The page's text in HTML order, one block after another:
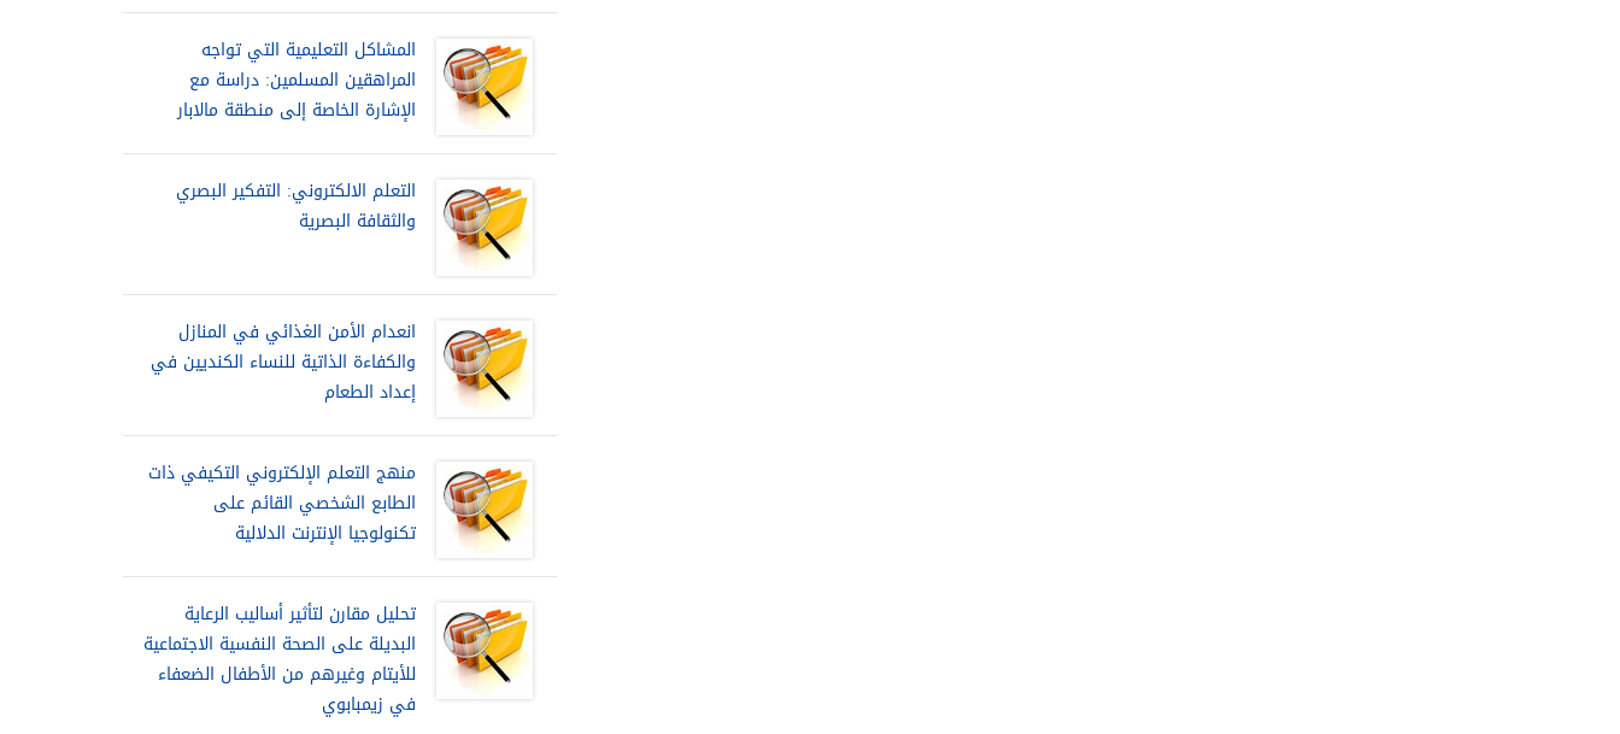
المشاكل التعليمية التي تواجه
المراهقين المسلمين: دراسة مع
الإشارة الخاصة إلى منطقة مالابار
التعلم الالكتروني: التفكير البصري
والثقافة البصرية
انعدام الأمن الغذائي في المنازل
والكفاءة الذاتية للنساء الكنديين في
إعداد الطعام
منهج التعلم الإلكتروني التكيفي ذات
الطابع الشخصي القائم على
تكنولوجيا الإنترنت الدلالية
تحليل مقارن لتأثير أساليب الرعاية
البديلة على الصحة النفسية الاجتماعية
للأيتام وغيرهم من الأطفال الضعفاء
في زيمبابوي